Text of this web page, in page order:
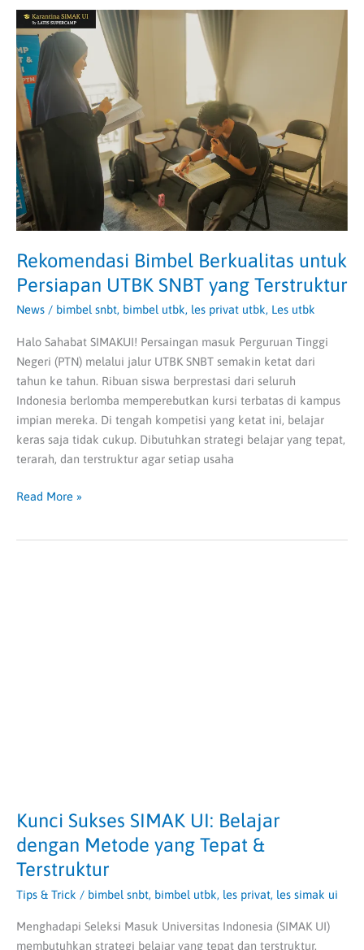
Rekomendasi Bimbel Berkualitas untuk
Persiapan UTBK SNBT yang Terstruktur
News / bimbel snbt, bimbel utbk, les privat utbk, Les utbk
Halo Sahabat SIMAKUI! Persaingan masuk Perguruan Tinggi
Negeri (PTN) melalui jalur UTBK SNBT semakin ketat dari
tahun ke tahun. Ribuan siswa berprestasi dari seluruh
Indonesia berlomba memperebutkan kursi terbatas di kampus
impian mereka. Di tengah kompetisi yang ketat ini, belajar
keras saja tidak cukup. Dibutuhkan strategi belajar yang tepat,
terarah, dan terstruktur agar setiap usaha
Rekomendasi
Bimbel
Berkualitas
untuk
Persiapan
UTBK
SNBT
yang
Terstruktur
Read More »
Kunci Sukses SIMAK UI: Belajar
dengan Metode yang Tepat &
Terstruktur
Tips & Trick / bimbel snbt, bimbel utbk, les privat, les simak ui
Menghadapi Seleksi Masuk Universitas Indonesia (SIMAK UI)
membutuhkan strategi belajar yang tepat dan terstruktur.